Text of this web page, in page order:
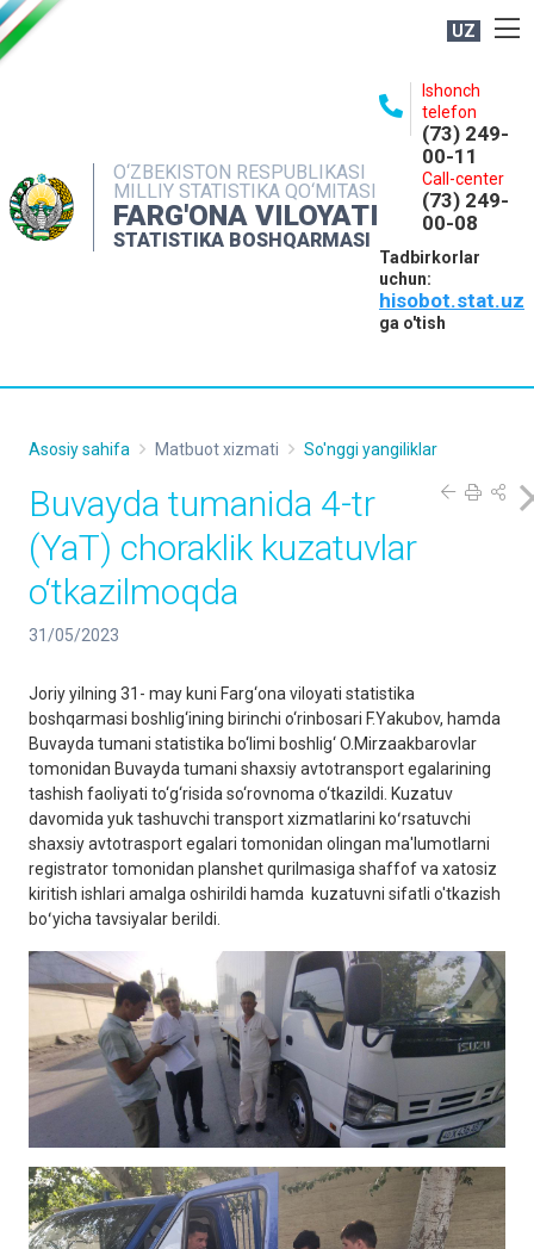
UZ
O‘ZBEKISTON RESPUBLIKASI
MILLIY STATISTIKA QO‘MITASI
FARG'ONA VILOYATI
STATISTIKA BOSHQARMASI
Ishonch
telefon
(73) 249-
00-11
Call-center
(73) 249-
00-08
Tadbirkorlar
uchun:
hisobot.stat.uz
ga o'tish
NASHRLAR
INTERAKTIV XIZMATLAR
MATBUOT XIZMATI
Asosiy sahifa Matbuot xizmati So'nggi yangiliklar
Buvayda tumanida 4-tr
(YaT) choraklik kuzatuvlar
o‘tkazilmoqda
31/05/2023
Joriy yilning 31- may kuni Farg‘ona viloyati statistika
boshqarmasi boshlig‘ining birinchi o‘rinbosari F.Yakubov, hamda
Buvayda tumani statistika bo‘limi boshlig‘ O.Mirzaakbarovlar
tomonidan Buvayda tumani shaxsiy avtotransport egalarining
tashish faoliyati to‘g‘risida so‘rovnoma o‘tkazildi. Kuzatuv
davomida yuk tashuvchi transport xizmatlarini koʻrsatuvchi
shaxsiy avtotrasport egalari tomonidan olingan ma'lumotlarni
registrator tomonidan planshet qurilmasiga shaffof va xatosiz
kiritish ishlari amalga oshirildi hamda kuzatuvni sifatli o'tkazish
boʻyicha tavsiyalar berildi.